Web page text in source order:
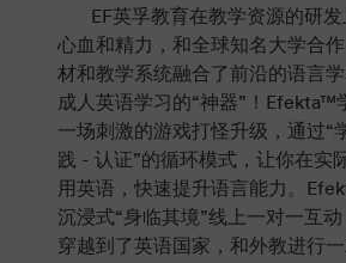
EF英孚教育在教学资源的研发
心血和精力，和全球知名大学合
材和教学系统融合了前沿的语言
成人英语学习的“神器”！Efekta™
一场刺激的游戏打怪升级，通过“
践 - 认证”的循环模式，让你在实
用英语，快速提升语言能力。
沉浸式“身临其境”线上一对一互
穿越到了英语国家，和外教进行